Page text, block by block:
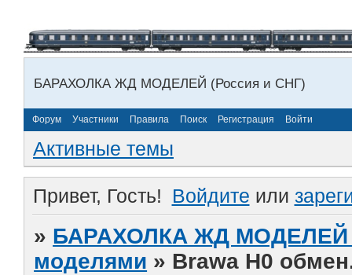
БАРАХОЛКА ЖД МОДЕЛЕЙ (Россия и СНГ)
Форум Участники Правила Поиск Регистрация Войти
Активные темы
Привет, Гость! Войдите или
» БАРАХОЛКА ЖД МОДЕЛЕЙ
моделями » Brawa H0